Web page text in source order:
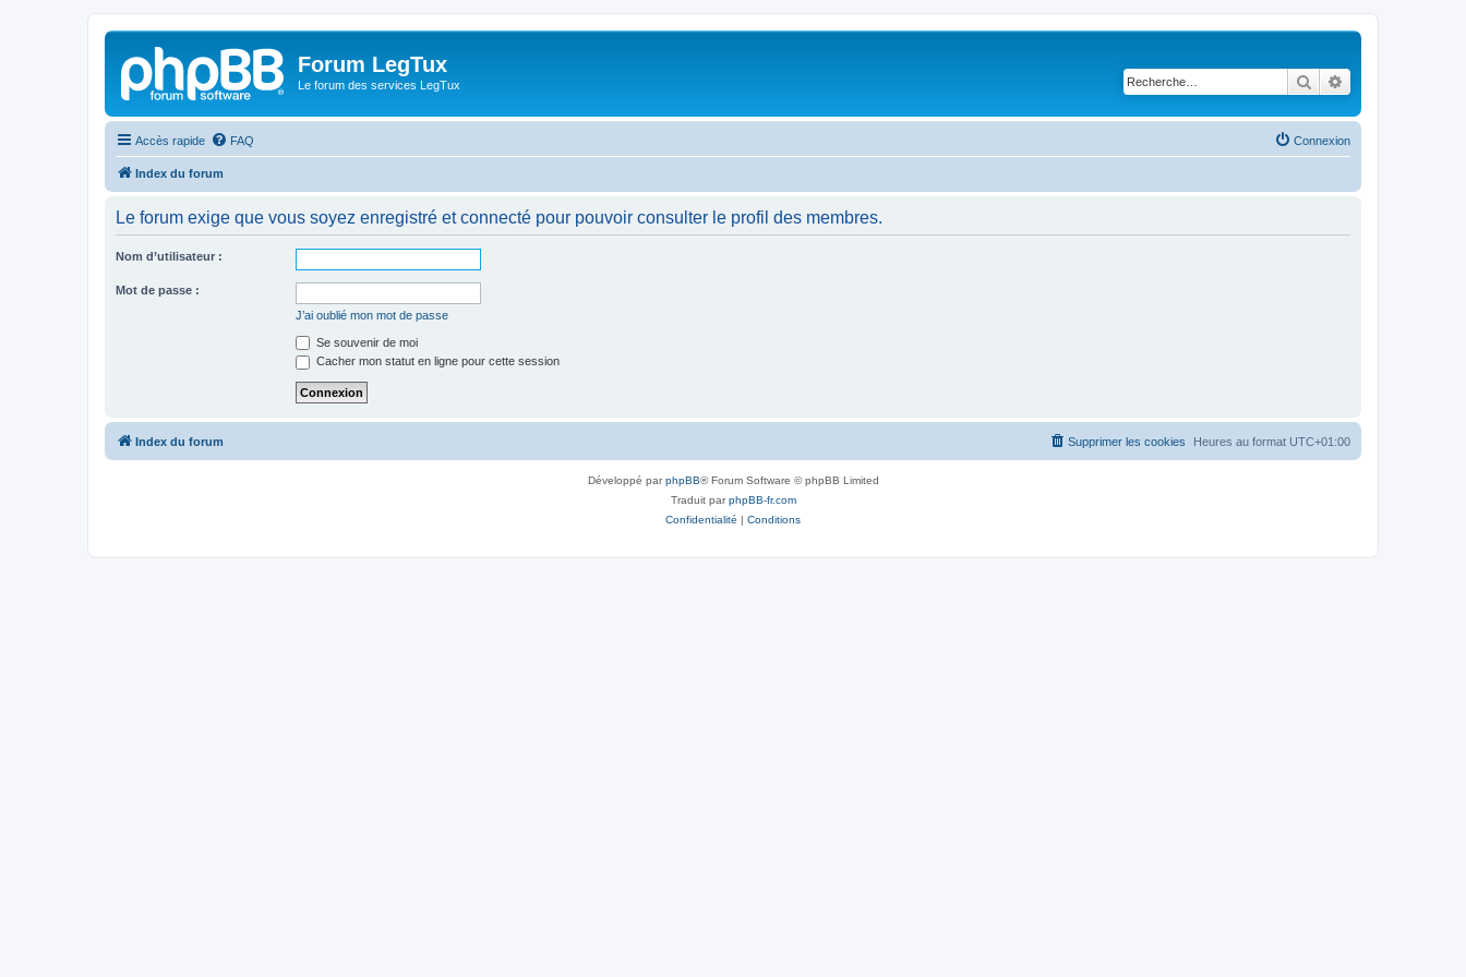
Forum LegTux
Le forum des services LegTux Rechercher
Accès rapide FAQ Connexion
Index du forum
Le forum exige que vous soyez enregistré et connecté pour pouvoir consulter le profil des membres.
Nom d’utilisateur :
Mot de passe :
J’ai oublié mon mot de passe
Se souvenir de moi
Cacher mon statut en ligne pour cette session
Index du forum Heures au format UTC+01:00
Supprimer les cookies
Développé parphpBB® Forum Software © phpBB Limited
Traduit parphpBB-fr.com
Confidentialité | Conditions